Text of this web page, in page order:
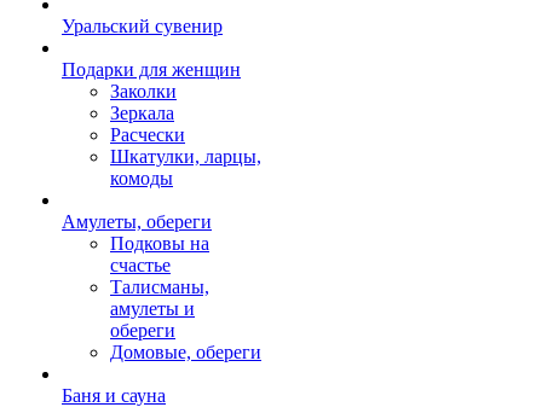
Уральский сувенир
Подарки для женщин
Заколки
Зеркала
Расчески
Шкатулки, ларцы,
комоды
Амулеты, обереги
Подковы на
счастье
Талисманы,
амулеты и
обереги
Домовые, обереги
Баня и сауна